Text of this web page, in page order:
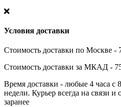
Условия доставки
Стоимость доставки по Москве -
Стоимость доставки за МКАД -
Время доставки - любые 4 часа с
недели. Курьер всегда на связи и
заранее